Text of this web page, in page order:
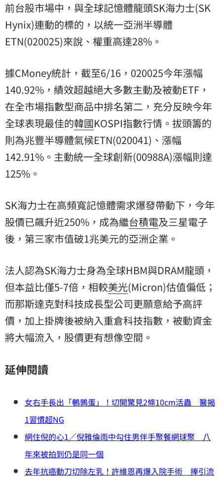
前台股市場中，與全球記憶體龍頭SK海力士(SK
Hynix)連動的標的，以統一亞洲半導體
ETN(020025)來說、權重高達28%。
據CMoney統計，截至6/16，020025今年漲幅
140.92%，績效超越絕大多數主動及被動ETF，
在全市場指數型商品中排名第二，充分反映今年
全球表現最佳的韓國KOSPI指數行情。拔頭籌的
則為兆豐半導體氣候ETN(020041)、漲幅
142.91%。主動統一全球創新(00988A)漲幅則達
125%。
SK海力士在高頻寬記憶體需求爆發帶動下，今年
股價已飆升近250%，成為繼台積電及三星電子
後，第三家市值破1兆美元的亞洲企業。
法人認為SK海力士身為全球HBM與DRAM龍頭，
但本益比僅5-7倍，相較美光(Micron)估值偏低；
而那斯達克對科技成長型公司更願意給予高評
價，加上掛牌後被納入重倉科技指數，被動資金
將大幅流入，股價更有想像空間。
延伸閱讀
女右手長出「鵪鶉蛋」！切開驚見2條10cm活蟲 醫揭
1習慣超NG
網住倪的心1／倪雅倫雨中勾住男伴手聚餐網球聚 八
年來被拍到仍是同一個
去年抗癌動刀切除左乳！許維恩再爆入院手術 捧引流